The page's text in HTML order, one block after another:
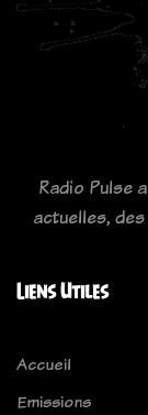
Radio Pulse
actuelles,
Liens Utiles
Accueil
Emissions